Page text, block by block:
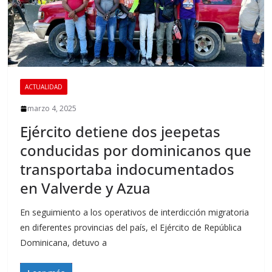
ACTUALIDAD
marzo 4, 2025
Ejército detiene dos jeepetas
conducidas por dominicanos que
transportaba indocumentados
en Valverde y Azua
En seguimiento a los operativos de interdicción migratoria
en diferentes provincias del país, el Ejército de República
Dominicana, detuvo a